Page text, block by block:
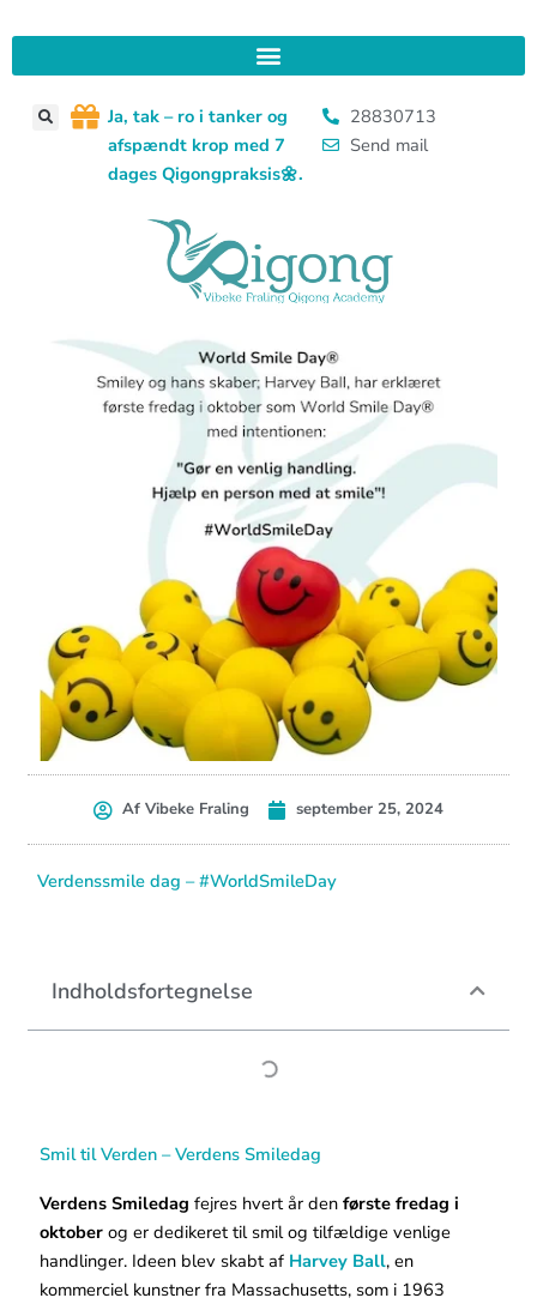
til
indholdet
Ja, tak – ro i tanker og
afspændt krop med 7
dages Qigongpraksis🌼.
28830713
Send mail
Af Vibeke Fraling september 25, 2024
Verdenssmile dag – #WorldSmileDay
Indholdsfortegnelse
Smil til Verden – Verdens Smiledag
Verdens Smiledag fejres hvert år den første fredag i
oktober og er dedikeret til smil og tilfældige venlige
handlinger. Ideen blev skabt af Harvey Ball, en
kommerciel kunstner fra Massachusetts, som i 1963